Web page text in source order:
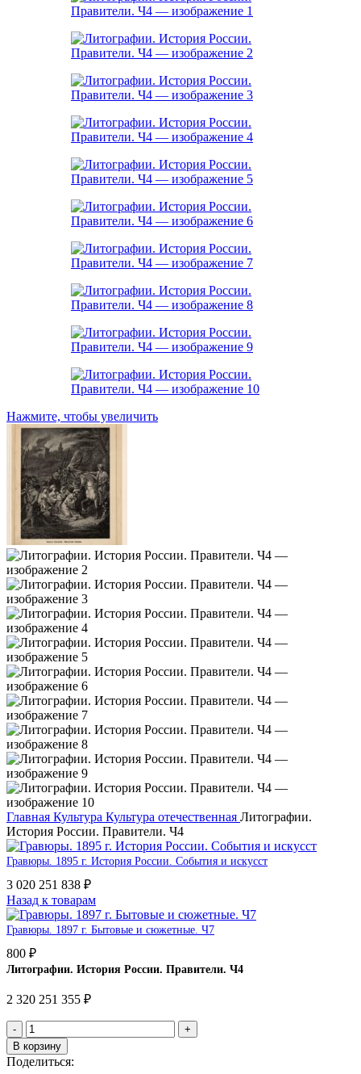
Нажмите, чтобы увеличить
Главная Культура Культура отечественная Литографии.
История России. Правители. Ч4
Гравюры. 1895 г. История России. События и искусст
3 020 251 838 ₽
Назад к товарам
Гравюры. 1897 г. Бытовые и сюжетные. Ч7
800 ₽
Литографии. История России. Правители. Ч4
2 320 251 355 ₽
В корзину
Поделиться: